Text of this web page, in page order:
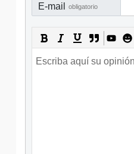
E-mail obligatorio